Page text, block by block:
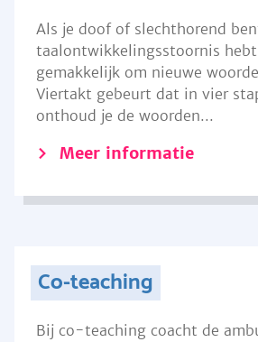
Als je doof of slechthorend
taalontwikkelingsstoornis
gemakkelijk om nieuwe
Viertakt gebeurt dat in vier
onthoud je de woorden...
Meer informatie
Co-teaching
Bij co-teaching coacht de